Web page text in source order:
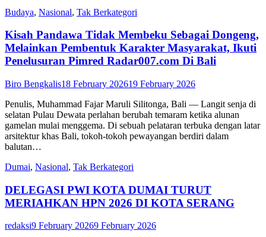
Budaya, Nasional, Tak Berkategori
Kisah Pandawa Tidak Membeku Sebagai Dongeng,
Melainkan Pembentuk Karakter Masyarakat, Ikuti
Penelusuran Pimred Radar007.com Di Bali
Biro Bengkalis18 February 202619 February 2026
Penulis, Muhammad Fajar Maruli Silitonga, Bali — Langit senja di
selatan Pulau Dewata perlahan berubah temaram ketika alunan
gamelan mulai menggema. Di sebuah pelataran terbuka dengan latar
arsitektur khas Bali, tokoh-tokoh pewayangan berdiri dalam
balutan…
Dumai, Nasional, Tak Berkategori
DELEGASI PWI KOTA DUMAI TURUT
MERIAHKAN HPN 2026 DI KOTA SERANG
redaksi9 February 20269 February 2026